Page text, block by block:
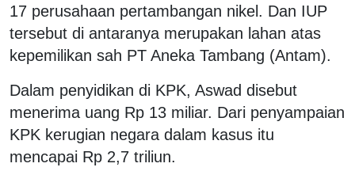
17 perusahaan pertambangan nikel. Dan IUP
tersebut di antaranya merupakan lahan atas
kepemilikan sah PT Aneka Tambang (Antam).
Dalam penyidikan di KPK, Aswad disebut
menerima uang Rp 13 miliar. Dari penyampaian
KPK kerugian negara dalam kasus itu
mencapai Rp 2,7 triliun.